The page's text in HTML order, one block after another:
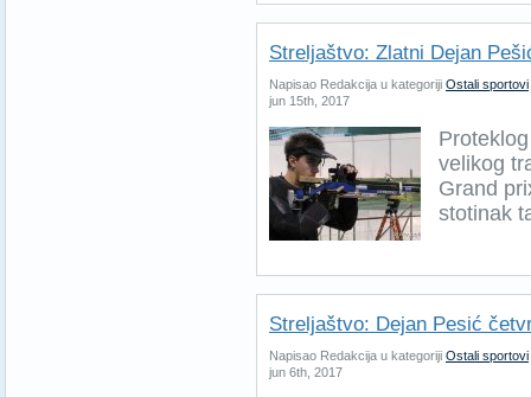
Streljaštvo: Zlatni Dejan
Napisao Redakcija u kategoriji Ostali sportovi
jun 15th, 2017
velikog
Grand
stotinak
Streljaštvo: Dejan Pesić
Napisao Redakcija u kategoriji Ostali sportovi
jun 6th, 2017